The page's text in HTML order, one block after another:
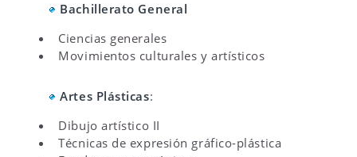
Bachillerato General
Ciencias generales
Movimientos culturales y artísticos
Artes Plásticas:
Dibujo artístico II
Técnicas de expresión gráfico-plástica